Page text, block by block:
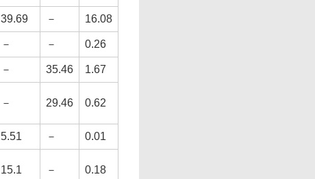
39.69 － 16.08
－ － 0.26
－ 35.46 1.67
－ 29.46 0.62
5.51 － 0.01
15.1 － 0.18